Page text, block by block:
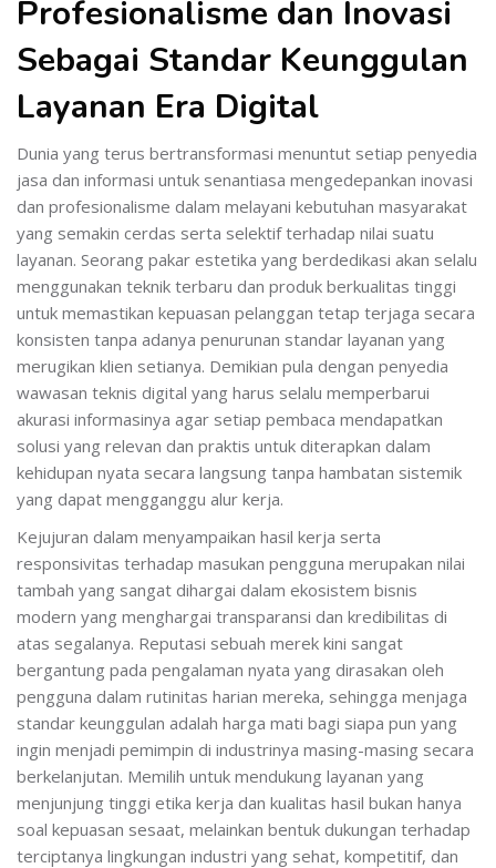
Profesionalisme dan Inovasi
Sebagai Standar Keunggulan
Layanan Era Digital
Dunia yang terus bertransformasi menuntut setiap penyedia
jasa dan informasi untuk senantiasa mengedepankan inovasi
dan profesionalisme dalam melayani kebutuhan masyarakat
yang semakin cerdas serta selektif terhadap nilai suatu
layanan. Seorang pakar estetika yang berdedikasi akan selalu
menggunakan teknik terbaru dan produk berkualitas tinggi
untuk memastikan kepuasan pelanggan tetap terjaga secara
konsisten tanpa adanya penurunan standar layanan yang
merugikan klien setianya. Demikian pula dengan penyedia
wawasan teknis digital yang harus selalu memperbarui
akurasi informasinya agar setiap pembaca mendapatkan
solusi yang relevan dan praktis untuk diterapkan dalam
kehidupan nyata secara langsung tanpa hambatan sistemik
yang dapat mengganggu alur kerja.
Kejujuran dalam menyampaikan hasil kerja serta
responsivitas terhadap masukan pengguna merupakan nilai
tambah yang sangat dihargai dalam ekosistem bisnis
modern yang menghargai transparansi dan kredibilitas di
atas segalanya. Reputasi sebuah merek kini sangat
bergantung pada pengalaman nyata yang dirasakan oleh
pengguna dalam rutinitas harian mereka, sehingga menjaga
standar keunggulan adalah harga mati bagi siapa pun yang
ingin menjadi pemimpin di industrinya masing-masing secara
berkelanjutan. Memilih untuk mendukung layanan yang
menjunjung tinggi etika kerja dan kualitas hasil bukan hanya
soal kepuasan sesaat, melainkan bentuk dukungan terhadap
terciptanya lingkungan industri yang sehat, kompetitif, dan